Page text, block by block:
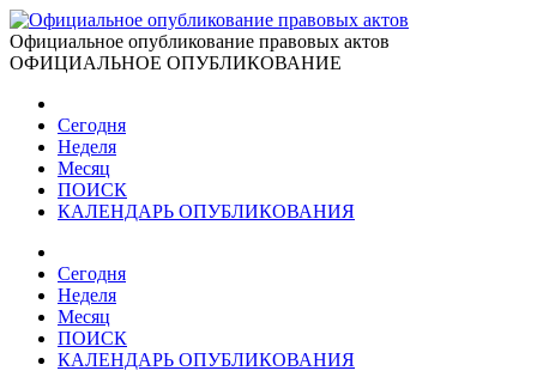
Официальное опубликование правовых актов
ОФИЦИАЛЬНОЕ ОПУБЛИКОВАНИЕ
Сегодня
Неделя
Месяц
ПОИСК
КАЛЕНДАРЬ ОПУБЛИКОВАНИЯ
Сегодня
Неделя
Месяц
ПОИСК
КАЛЕНДАРЬ ОПУБЛИКОВАНИЯ